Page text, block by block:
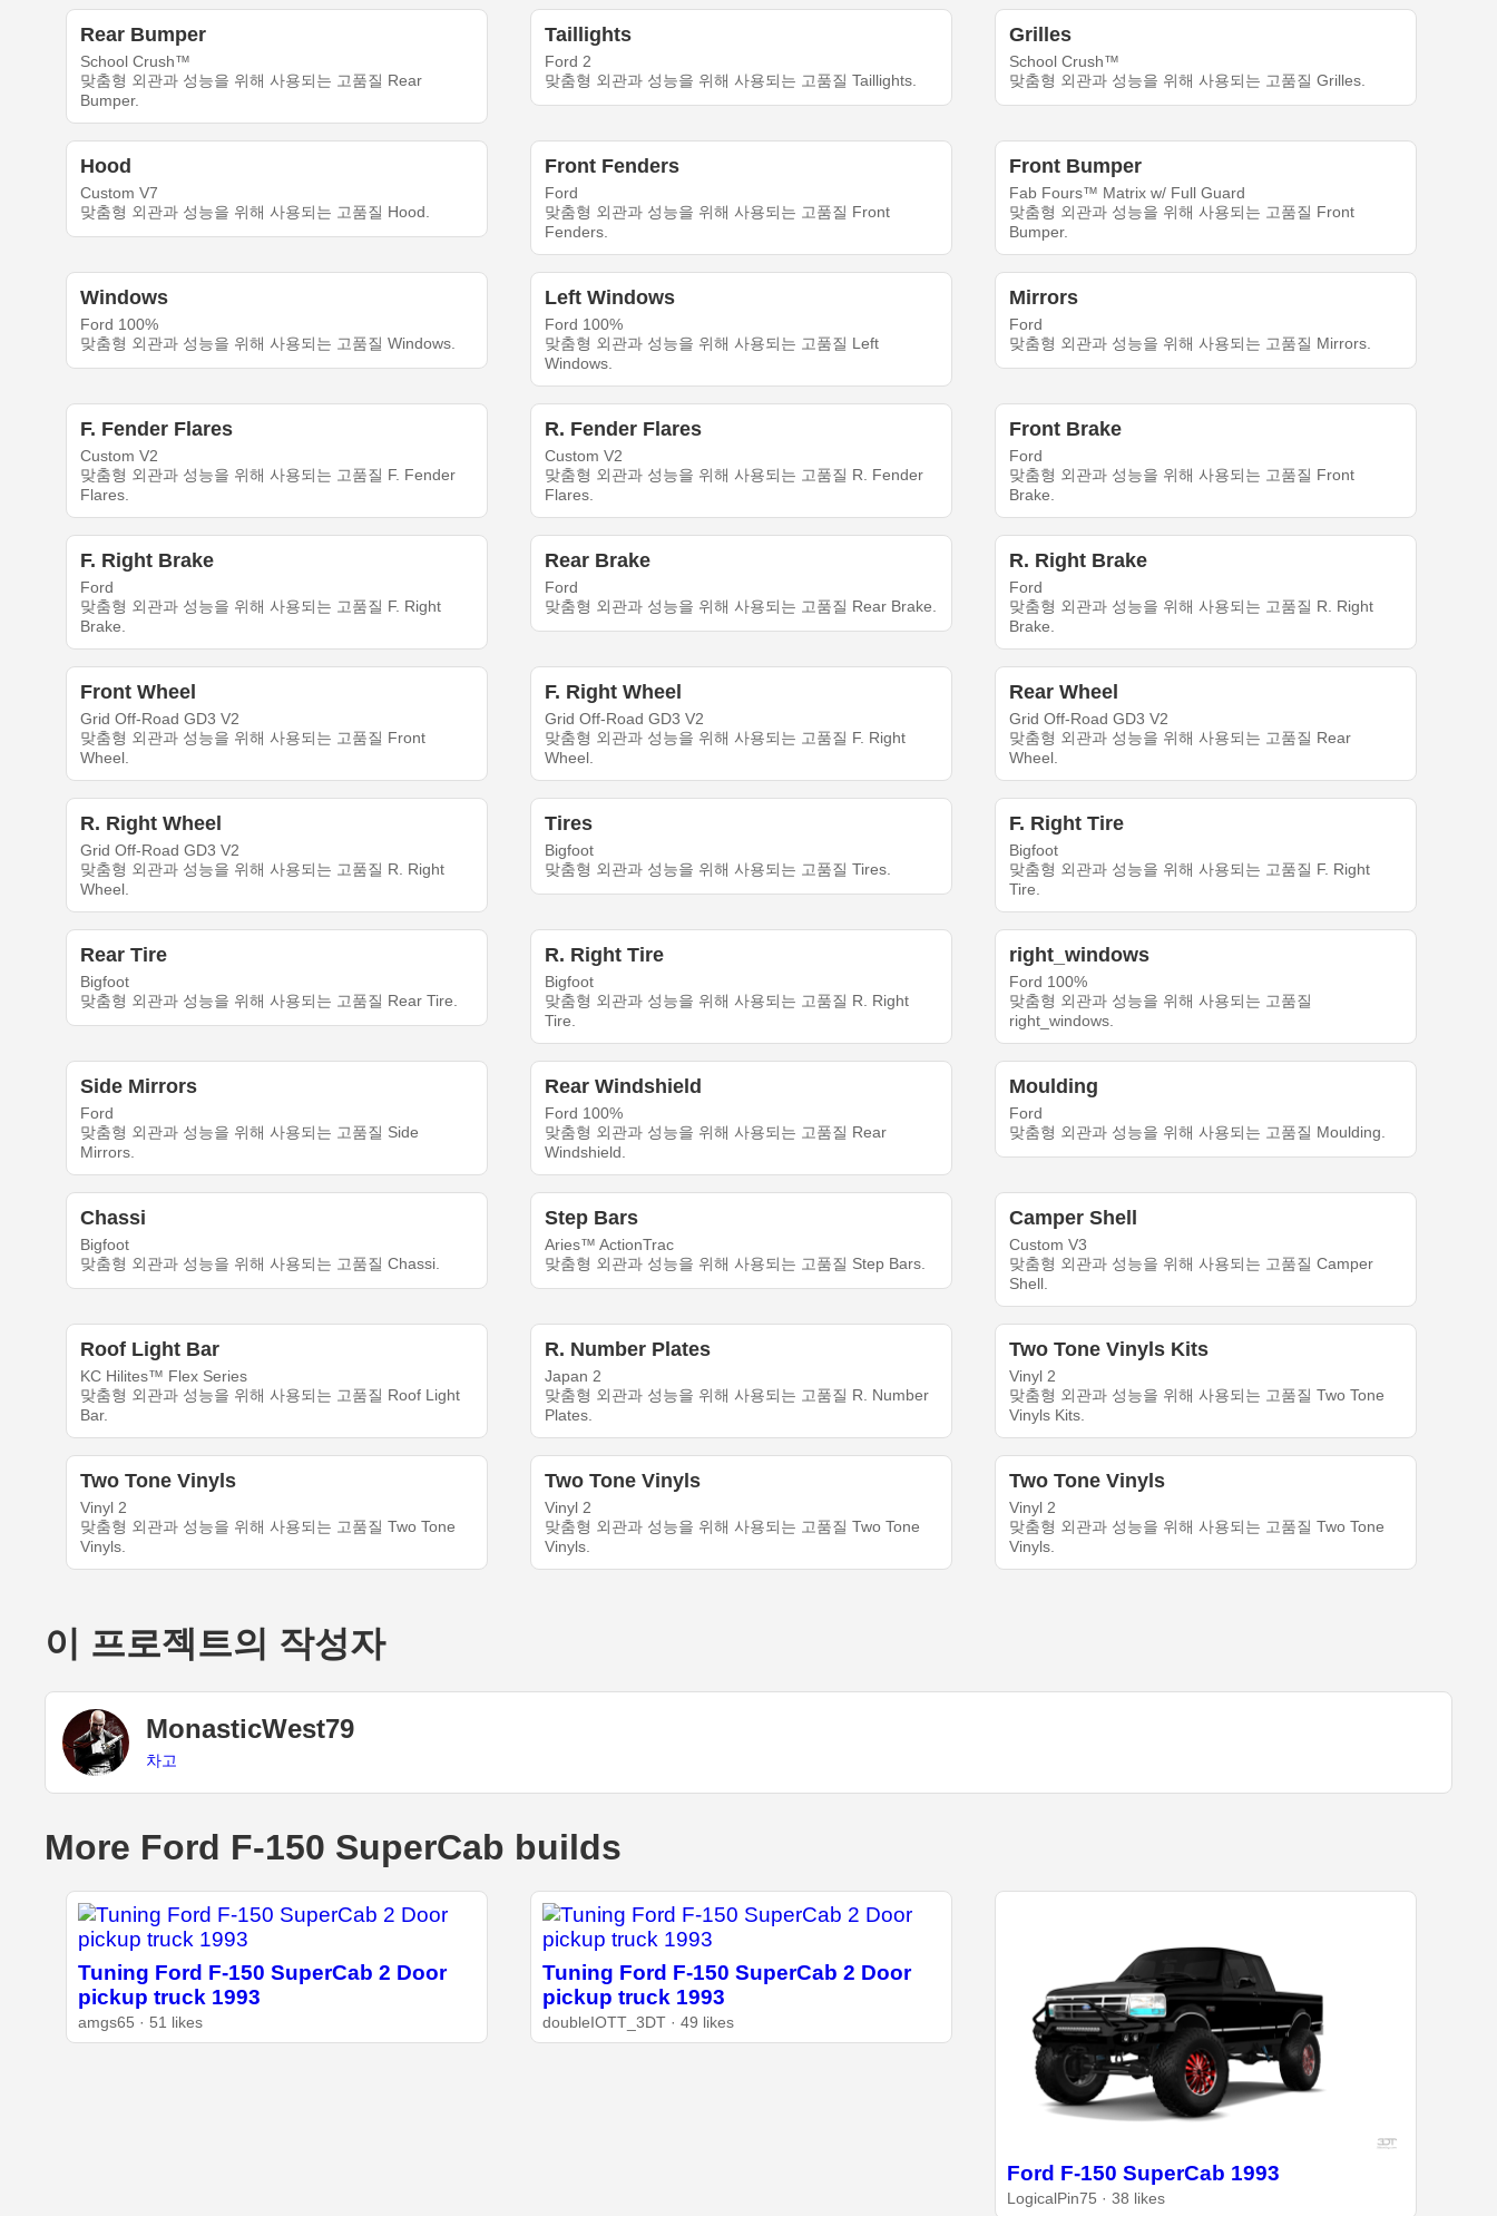
Rear Bumper
School Crush™
맞춤형 외관과 성능을 위해 사용되는 고품질 Rear
Bumper.
Taillights
Ford 2
맞춤형 외관과 성능을 위해 사용되는 고품질 Taillights.
Grilles
School Crush™
맞춤형 외관과 성능을 위해 사용되는 고품질 Grilles.
Hood
Custom V7
맞춤형 외관과 성능을 위해 사용되는 고품질 Hood.
Front Fenders
Ford
맞춤형 외관과 성능을 위해 사용되는 고품질 Front
Fenders.
Front Bumper
Fab Fours™ Matrix w/ Full Guard
맞춤형 외관과 성능을 위해 사용되는 고품질 Front
Bumper.
Windows
Ford 100%
맞춤형 외관과 성능을 위해 사용되는 고품질 Windows.
Left Windows
Ford 100%
맞춤형 외관과 성능을 위해 사용되는 고품질 Left
Windows.
Mirrors
Ford
맞춤형 외관과 성능을 위해 사용되는 고품질 Mirrors.
F. Fender Flares
Custom V2
맞춤형 외관과 성능을 위해 사용되는 고품질 F. Fender
Flares.
R. Fender Flares
Custom V2
맞춤형 외관과 성능을 위해 사용되는 고품질 R. Fender
Flares.
Front Brake
Ford
맞춤형 외관과 성능을 위해 사용되는 고품질 Front
Brake.
F. Right Brake
Ford
맞춤형 외관과 성능을 위해 사용되는 고품질 F. Right
Brake.
Rear Brake
Ford
맞춤형 외관과 성능을 위해 사용되는 고품질 Rear Brake.
R. Right Brake
Ford
맞춤형 외관과 성능을 위해 사용되는 고품질 R. Right
Brake.
Front Wheel
Grid Off-Road GD3 V2
맞춤형 외관과 성능을 위해 사용되는 고품질 Front
Wheel.
F. Right Wheel
Grid Off-Road GD3 V2
맞춤형 외관과 성능을 위해 사용되는 고품질 F. Right
Wheel.
Rear Wheel
Grid Off-Road GD3 V2
맞춤형 외관과 성능을 위해 사용되는 고품질 Rear
Wheel.
R. Right Wheel
Grid Off-Road GD3 V2
맞춤형 외관과 성능을 위해 사용되는 고품질 R. Right
Wheel.
Tires
Bigfoot
맞춤형 외관과 성능을 위해 사용되는 고품질 Tires.
F. Right Tire
Bigfoot
맞춤형 외관과 성능을 위해 사용되는 고품질 F. Right
Tire.
Rear Tire
Bigfoot
맞춤형 외관과 성능을 위해 사용되는 고품질 Rear Tire.
R. Right Tire
Bigfoot
맞춤형 외관과 성능을 위해 사용되는 고품질 R. Right
Tire.
right_windows
Ford 100%
맞춤형 외관과 성능을 위해 사용되는 고품질
right_windows.
Side Mirrors
Ford
맞춤형 외관과 성능을 위해 사용되는 고품질 Side
Mirrors.
Rear Windshield
Ford 100%
맞춤형 외관과 성능을 위해 사용되는 고품질 Rear
Windshield.
Moulding
Ford
맞춤형 외관과 성능을 위해 사용되는 고품질 Moulding.
Chassi
Bigfoot
맞춤형 외관과 성능을 위해 사용되는 고품질 Chassi.
Step Bars
Aries™ ActionTrac
맞춤형 외관과 성능을 위해 사용되는 고품질 Step Bars.
Camper Shell
Custom V3
맞춤형 외관과 성능을 위해 사용되는 고품질 Camper
Shell.
Roof Light Bar
KC Hilites™ Flex Series
맞춤형 외관과 성능을 위해 사용되는 고품질 Roof Light
Bar.
R. Number Plates
Japan 2
맞춤형 외관과 성능을 위해 사용되는 고품질 R. Number
Plates.
Two Tone Vinyls Kits
Vinyl 2
맞춤형 외관과 성능을 위해 사용되는 고품질 Two Tone
Vinyls Kits.
Two Tone Vinyls
Vinyl 2
맞춤형 외관과 성능을 위해 사용되는 고품질 Two Tone
Vinyls.
Two Tone Vinyls
Vinyl 2
맞춤형 외관과 성능을 위해 사용되는 고품질 Two Tone
Vinyls.
Two Tone Vinyls
Vinyl 2
맞춤형 외관과 성능을 위해 사용되는 고품질 Two Tone
Vinyls.
이 프로젝트의 작성자
MonasticWest79
차고
More Ford F-150 SuperCab builds
Tuning Ford F-150 SuperCab 2 Door
pickup truck 1993
amgs65 · 51 likes
Tuning Ford F-150 SuperCab 2 Door
pickup truck 1993
doubleIOTT_3DT · 49 likes
Ford F-150 SuperCab 1993
LogicalPin75 · 38 likes